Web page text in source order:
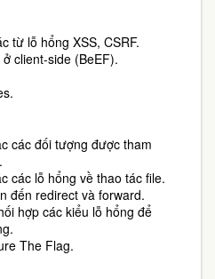
từ lỗ hổng XSS, CSRF.
client-side (BeEF).
các đối tượng được tham
các lỗ hổng về thao tác file.
đến redirect và forward.
hợp các kiểu lỗ hổng để
The Flag.